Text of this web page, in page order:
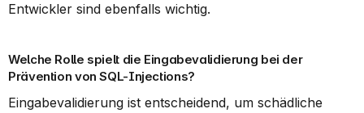
Entwickler sind ebenfalls wichtig.
Welche Rolle spielt die Eingabevalidierung bei der
Prävention von SQL-Injections?
Eingabevalidierung ist entscheidend, um schädliche